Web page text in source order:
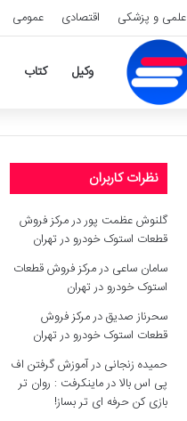
علمی و پزشکی اقتصادی عمومی
وکیل کتاب
نظرات کاربران
گلنوش عظمت پوردرمرکز فروش
قطعات استوک خودرو در تهران
سامان ساعی درمرکز فروش قطعات
استوک خودرو در تهران
سحرناز صدیقدرمرکز فروش
قطعات استوک خودرو در تهران
حمیده زنجانی درآموزش گرفتن اف
پی اس بالا در ماینکرفت : روان تر
بازی کن حرفه ای تر بساز!